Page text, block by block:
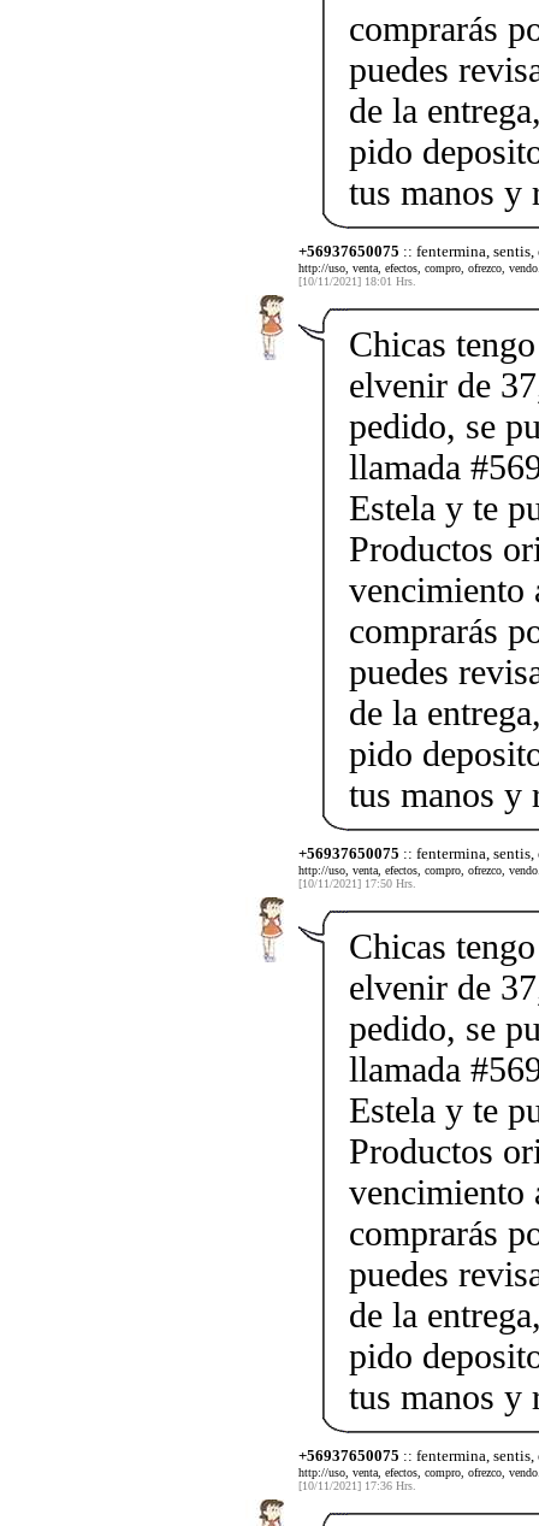
comprarás
puedes
de la
pido
tus manos y
+56937650075 :: fentermina,
http://uso, venta, efectos, compro, ofrezco,
[10/11/2021] 18:01 Hrs.
Chicas
elvenir de
pedido, se
llamada
Estela y te
Productos
vencimiento
comprarás
puedes
de la
pido
tus manos y
+56937650075 :: fentermina,
http://uso, venta, efectos, compro, ofrezco,
[10/11/2021] 17:50 Hrs.
Chicas
elvenir de
pedido, se
llamada
Estela y te
Productos
vencimiento
comprarás
puedes
de la
pido
tus manos y
+56937650075 :: fentermina,
http://uso, venta, efectos, compro, ofrezco,
[10/11/2021] 17:36 Hrs.